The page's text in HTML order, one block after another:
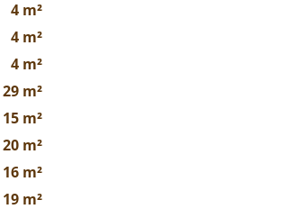
4 m²
4 m²
4 m²
29 m²
15 m²
20 m²
16 m²
19 m²